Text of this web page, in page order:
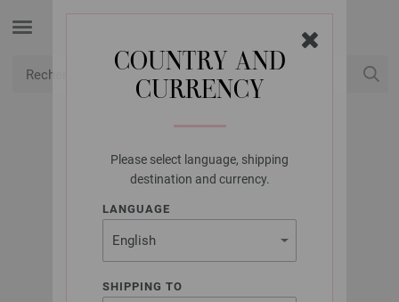
COUNTRY AND
CURRENCY
Please select language, shipping
destination and currency.
LANGUAGE
SHIPPING TO
LANA GROSSA
ENROULEUR DE
PELOTES/BOBINE